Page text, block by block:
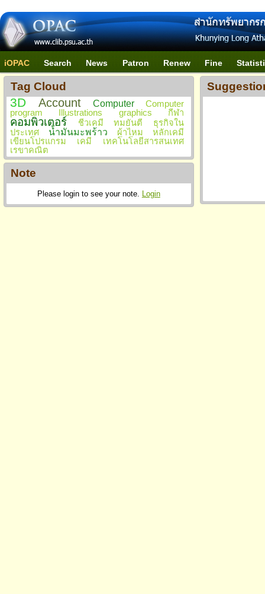
iOPAC Search News Patron Renew Fine
Tag Cloud
3D AccountComputerComputer
program
Illustrations graphics กีฬา
คอมพิวเตอร์ ชีวเคมีทมยันตี ธุรกิจใน
ประเทศ น้ำมันมะพร้าว ผ้าไหม หลักเคมี
เขียนโปรแกรม เคมี เทคโนโลยีสารสนเทศ
เรขาคณิต
Note
Please login to see your note. Login